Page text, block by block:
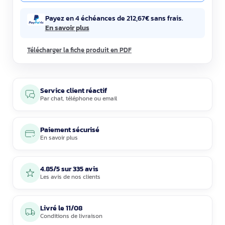
Payez en 4 échéances de 212,67€ sans frais.
En savoir plus
Télécharger la fiche produit en PDF
Service client réactif
Parchat, téléphoneouemail
Paiement sécurisé
En savoir plus
4.85/5 sur 335 avis
Les avis de nos clients
Livré le11/08
Conditions de livraison